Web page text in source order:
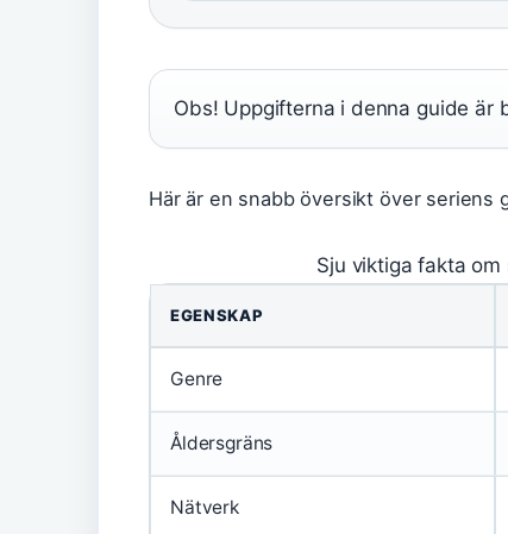
Obs! Uppgifterna i denna guide är
Här är en snabb översikt över seriens
Sju viktiga fakta
EGENSKAP
Genre
Åldersgräns
Nätverk